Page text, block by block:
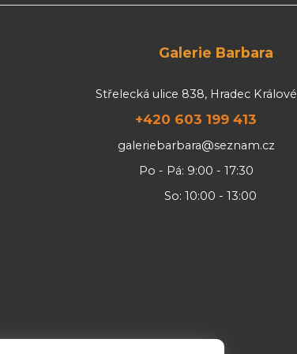
Galerie Barbara
Střelecká ulice 838, Hradec Králové
+420 603 199 413
galeriebarbara@seznam.cz
Po - Pá: 9:00 - 17:30
So: 10:00 - 13:00